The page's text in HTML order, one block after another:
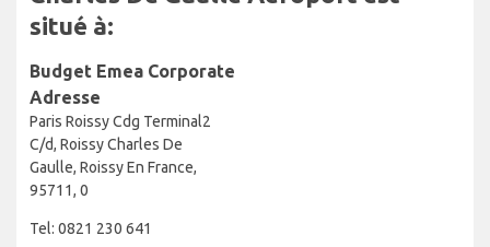
situé à:
Budget Emea Corporate
Adresse
Paris Roissy Cdg Terminal2
C/d, Roissy Charles De
Gaulle, Roissy En France,
95711, 0
Tel: 0821 230 641